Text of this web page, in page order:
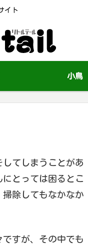
イト
小鳥
てしまうことがあ
とっては困るとこ
除してもなかなか
すが、その中でも